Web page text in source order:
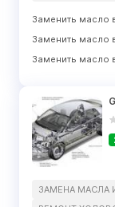
ЗАМЕНА МАСЛА